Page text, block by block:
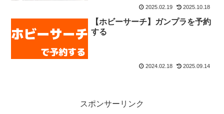
2025.02.19 2025.10.18
【ホビーサーチ】ガンプラを予約
する
2024.02.18 2025.09.14
スポンサーリンク